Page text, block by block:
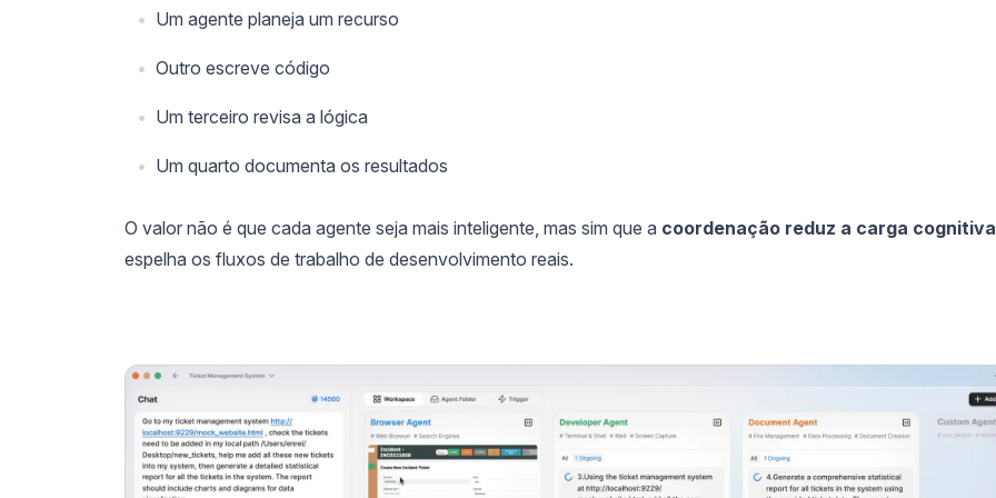
Um agente planeja um recurso
Outro escreve código
Um terceiro revisa a lógica
Um quarto documenta os resultados
O valor não é que cada agente seja mais inteligente, mas sim que a coordenação reduz a carga cognitiva
espelha os fluxos de trabalho de desenvolvimento reais.